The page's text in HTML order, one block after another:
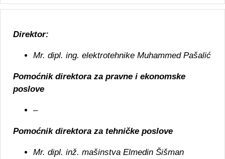
Direktor:
Mr. dipl. ing. elektrotehnike Muhammed Pašalić
Pomoćnik direktora za pravne i ekonomske
poslove
–
Pomoćnik direktora za tehničke poslove
Mr. dipl. inž. mašinstva Elmedin Šišman